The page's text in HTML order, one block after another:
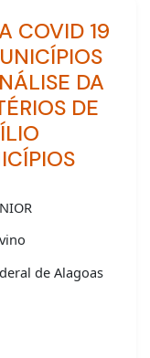
COVID 19
DA
DE
de Alagoas